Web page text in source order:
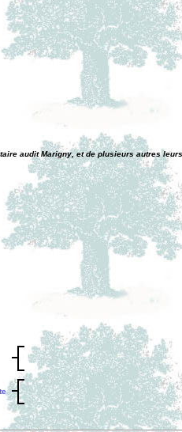
audit Marigny, et de plusieurs autres